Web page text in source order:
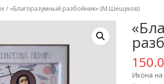
/ «Благоразумный разбойник» (М.Шешуков)
Икона на